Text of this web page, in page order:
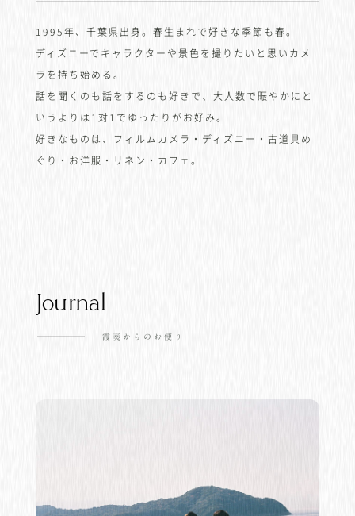
1995年、千葉県出身。春生まれで好きな季節も春。
ディズニーでキャラクターや景色を撮りたいと思いカメ
ラを持ち始める。
話を聞くのも話をするのも好きで、大人数で賑やかにと
いうよりは1対1でゆったりがお好み。
好きなものは、フィルムカメラ・ディズニー・古道具め
ぐり・お洋服・リネン・カフェ。
Journal
霞奏からのお便り